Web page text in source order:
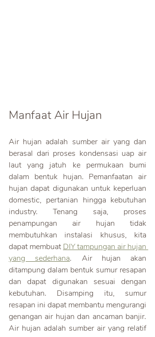
Manfaat Air Hujan
Air hujan adalah sumber air yang dan
berasal dari proses kondensasi uap air
laut yang jatuh ke permukaan bumi
dalam bentuk hujan. Pemanfaatan air
hujan dapat digunakan untuk keperluan
domestic, pertanian hingga kebutuhan
industry. Tenang saja, proses
penampungan air hujan tidak
membutuhkan instalasi khusus, kita
dapat membuat DIY tampungan air hujan
yang sederhana. Air hujan akan
ditampung dalam bentuk sumur resapan
dan dapat digunakan sesuai dengan
kebutuhan. Disamping itu, sumur
resapan ini dapat membantu mengurangi
genangan air hujan dan ancaman banjir.
Air hujan adalah sumber air yang relatif